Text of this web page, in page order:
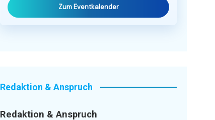
Zum Eventkalender
Redaktion & Anspruch
Redaktion & Anspruch